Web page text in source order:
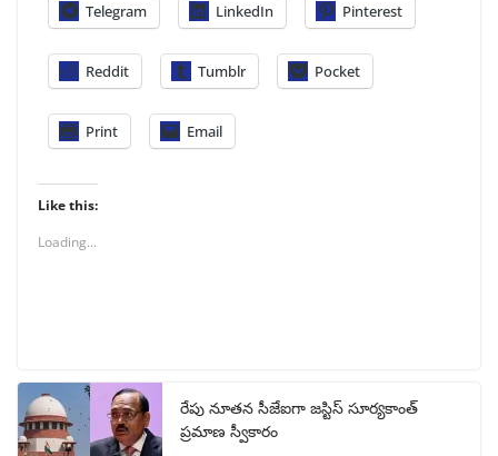
Telegram LinkedIn Pinterest
Reddit Tumblr Pocket
Print Email
Like this:
Loading...
రేపు నూతన సీజేఐగా జస్టిస్ సూర్యకాంత్
ప్రమాణ స్వీకారం